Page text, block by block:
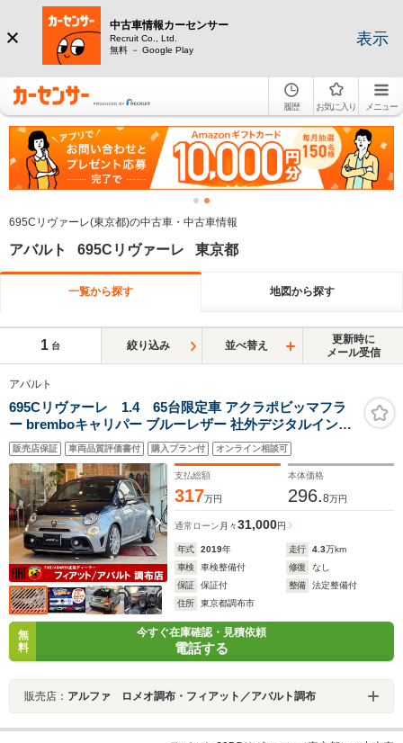
中古車情報カーセンサー
Recruit Co., Ltd.
無料 － Google Play
表示
履歴 お気に入り メニュー
695Cリヴァーレ(東京都)の中古車・中古車情報
アバルト 695Cリヴァーレ 東京都
一覧から探す 地図から探す
1 台 絞り込み 並べ替え
更新時に
メール受信
アバルト
695Cリヴァーレ 1.4 65台限定車 アクラポビッマフラ
ー bremboキャリパー ブルーレザー 社外デジタルインナ
ーミラー Carplay リアパークセンサー キセノン 専用17
インチアルミ
販売店保証 車両品質評価書付 購入プラン付 オンライン相談可
支払総額
317万円
本体価格
296.8万円
通常ローン 月々31,000円
年式 2019年 走行 4.3万km
車検
車検整備付 修復
なし
保証
保証付 整備
法定整備付
住所
東京都調布市
無
料
今すぐ在庫確認・見積依頼
電話する
販売店： アルファ ロメオ調布・フィアット／アバルト調布